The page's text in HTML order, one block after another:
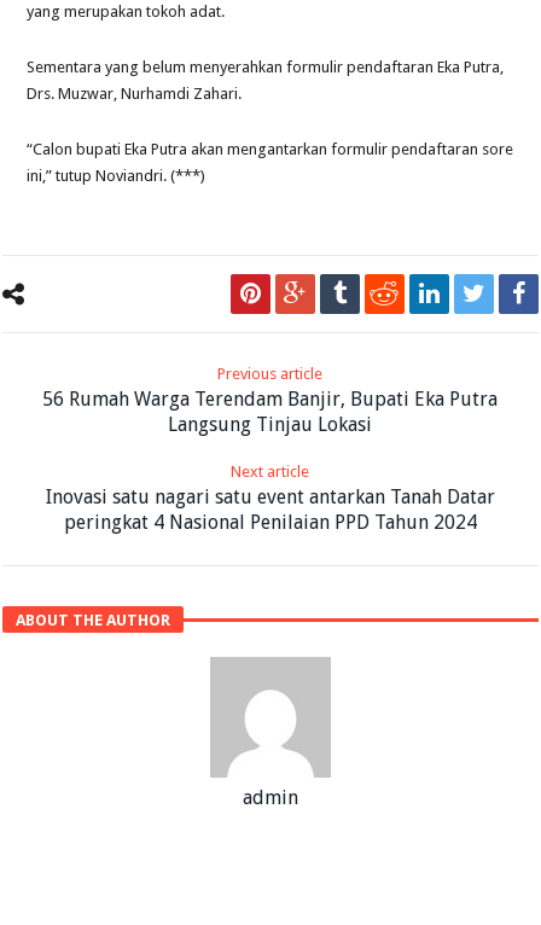
yang merupakan tokoh adat.
Sementara yang belum menyerahkan formulir pendaftaran Eka Putra,
Drs. Muzwar, Nurhamdi Zahari.
“Calon bupati Eka Putra akan mengantarkan formulir pendaftaran sore
ini,” tutup Noviandri. (***)
Previous article
56 Rumah Warga Terendam Banjir, Bupati Eka Putra
Langsung Tinjau Lokasi
Next article
Inovasi satu nagari satu event antarkan Tanah Datar
peringkat 4 Nasional Penilaian PPD Tahun 2024
ABOUT THE AUTHOR
admin